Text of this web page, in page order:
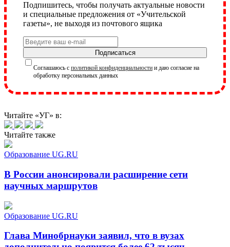
Подпишитесь, чтобы получать актуальные новости
и специальные предложения от «Учительской
газеты», не выходя из почтового ящика
Подписаться
Соглашаюсь с политикой конфиденциальности и даю согласие на
обработку персональных данных
Читайте «УГ» в:
Читайте также
Образование UG.RU
В России анонсировали расширение сети
научных маршрутов
Образование UG.RU
Глава Минобрнауки заявил, что в вузах